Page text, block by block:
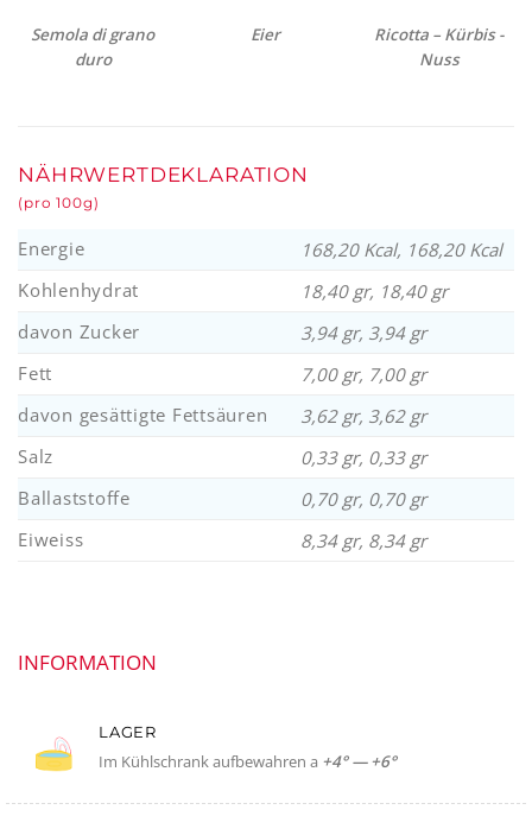
Semola di grano
duro
Eier
Ricotta – Kürbis -
Nuss
NÄHRWERTDEKLARATION
(pro 100g)
Energie
168,20 Kcal, 168,20 Kcal
Kohlenhydrat
18,40 gr, 18,40 gr
davon Zucker
3,94 gr, 3,94 gr
Fett
7,00 gr, 7,00 gr
davon gesättigte Fettsäuren
3,62 gr, 3,62 gr
Salz
0,33 gr, 0,33 gr
Ballaststoffe
0,70 gr, 0,70 gr
Eiweiss
8,34 gr, 8,34 gr
INFORMATION
LAGER
Im Kühlschrank aufbewahren a +4° — +6°